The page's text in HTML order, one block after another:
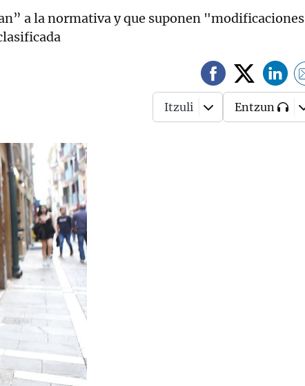
a la normativa y que suponen "modificaciones
Itzuli Entzun